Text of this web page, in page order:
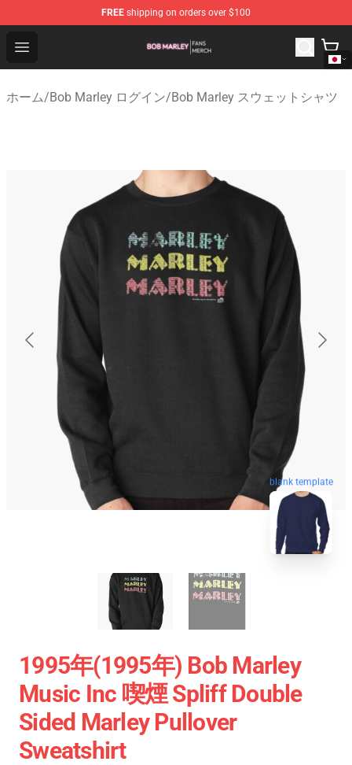
FREE shipping on orders over $100
Open menu
Bob Marley Shop - Official Bob Marley Merchandise
ホーム/Bob Marley ログイン/Bob Marley スウェットシャツ
blank template
1995年(1995年) Bob Marley
Music Inc 喫煙 Spliff Double
Sided Marley Pullover
Sweatshirt